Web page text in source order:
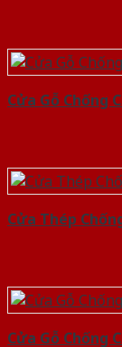
Cửa Gỗ Chống
Cửa Thép
Cửa Gỗ Chống